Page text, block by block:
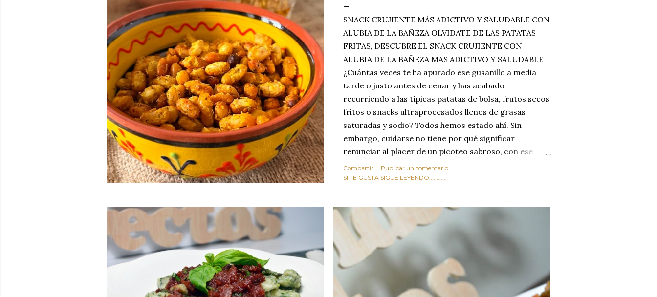
SNACK CRUJIENTE MÁS ADICTIVO Y SALUDABLE CON
ALUBIA DE LA BAÑEZA OLVIDATE DE LAS PATATAS
FRITAS, DESCUBRE EL SNACK CRUJIENTE CON
ALUBIA DE LA BAÑEZA MAS ADICTIVO Y SALUDABLE
¿Cuántas veces te ha apurado ese gusanillo a media
tarde o justo antes de cenar y has acabado
recurriendo a las típicas patatas de bolsa, frutos secos
fritos o snacks ultraprocesados llenos de grasas
saturadas y sodio? Todos hemos estado ahí. Sin
embargo, cuidarse no tiene por qué significar
renunciar al placer de un picoteo sabroso, con ese
toque tostado y crujiente que tanto nos satisface.
Estas alubias crujientes al horno van a cambiar por
tradicionales y copiosos de invierno. Con esta receta
simple pero revolucionaria, transformaremos un
ingrediente tan humilde como la alubia de La Bañeza
en un snack ligero, dorado, cargado de proteína y
100% natural. Es el sustituto perfecto a los frutos se...
Compartir
Publicar un comentario
SI TE GUSTA SIGUE LEYENDO............